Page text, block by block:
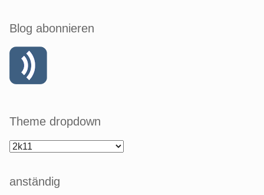
Blog abonnieren
Theme dropdown
anständig